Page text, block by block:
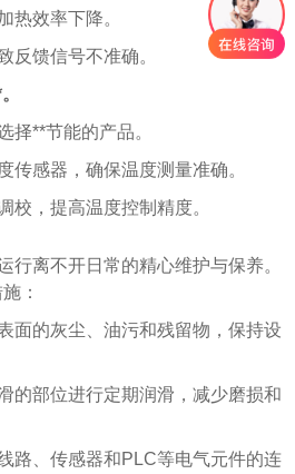
热效率下降。
反馈信号不准确。
择**节能的产品。
传感器，确保温度测量准确。
校，提高温度控制精度。
行离不开日常的精心维护与保养。
：
面的灰尘、油污和残留物，保持设
的部位进行定期润滑，减少磨损和
路、传感器和PLC等电气元件的连